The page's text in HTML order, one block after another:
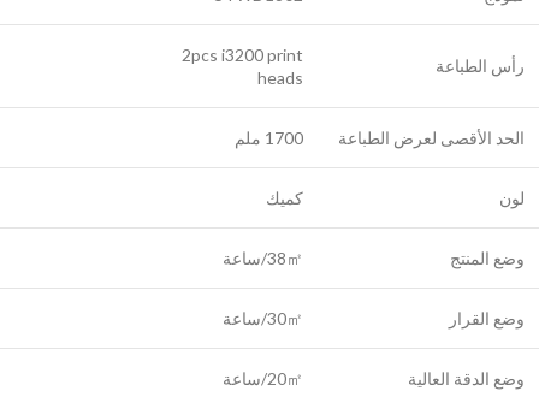
رأس الطباعة
2pcs i3200 print
heads
الحد الأقصى لعرض الطباعة 1700 ملم
لون كميك
وضع المنتج 38㎡/ساعة
وضع القرار 30㎡/ساعة
وضع الدقة العالية 20㎡/ساعة